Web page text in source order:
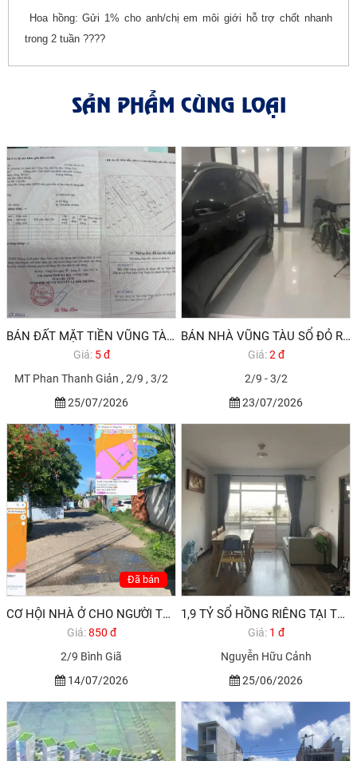
Hoa hồng: Gửi 1% cho anh/chị em môi giới hỗ trợ chốt nhanh
trong 2 tuần ????
SẢN PHẨM CÙNG LOẠI
BÁN ĐẤT MẶT TIỀN VŨNG TÀU GẦN BIỂN GIÁ RẺ
Giá: 5 đ
MT Phan Thanh Giản , 2/9 , 3/2
25/07/2026
BÁN NHÀ VŨNG TÀU SỔ ĐỎ RIÊNG DƯỚI 3 TỶ
Giá:2 đ
2/9 - 3/2
23/07/2026
Đã bán
CƠ HỘI NHÀ Ở CHO NGƯỜI THU NHẬP THẤP PHƯỜNG 11 VŨNG TÀU
Giá:850 đ
2/9 Bình Giã
14/07/2026
1,9 TỶ SỔ HỒNG RIÊNG TẠI TP BIỂN VŨNG TÀU
Giá: 1 đ
Nguyễn Hữu Cảnh
25/06/2026